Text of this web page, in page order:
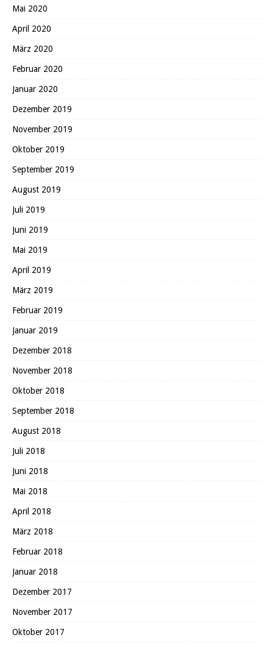
Mai 2020
April 2020
März 2020
Februar 2020
Januar 2020
Dezember 2019
November 2019
Oktober 2019
September 2019
August 2019
Juli 2019
Juni 2019
Mai 2019
April 2019
März 2019
Februar 2019
Januar 2019
Dezember 2018
November 2018
Oktober 2018
September 2018
August 2018
Juli 2018
Juni 2018
Mai 2018
April 2018
März 2018
Februar 2018
Januar 2018
Dezember 2017
November 2017
Oktober 2017